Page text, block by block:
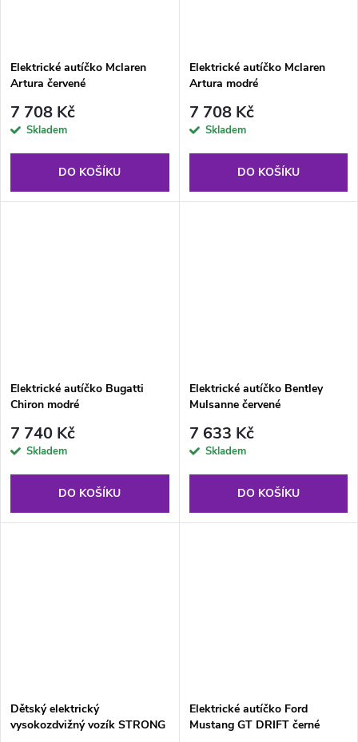
Elektrické autíčko Mclaren
Artura červené
7 708 Kč
Skladem
DO KOŠÍKU
Elektrické autíčko Mclaren
Artura modré
7 708 Kč
Skladem
DO KOŠÍKU
Elektrické autíčko Bugatti
Chiron modré
7 740 Kč
Skladem
DO KOŠÍKU
Elektrické autíčko Bentley
Mulsanne červené
7 633 Kč
Skladem
DO KOŠÍKU
Dětský elektrický
vysokozdvižný vozík STRONG
Elektrické autíčko Ford
Mustang GT DRIFT černé